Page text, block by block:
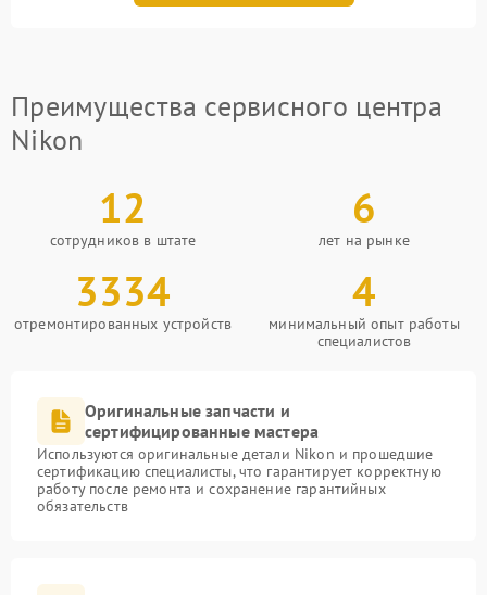
Преимущества сервисного центра
Nikon
12
сотрудников в штате
6
лет на рынке
3334
отремонтированных устройств
4
минимальный опыт работы
специалистов
Оригинальные запчасти и
сертифицированные мастера
Используются оригинальные детали Nikon и прошедшие
сертификацию специалисты, что гарантирует корректную
работу после ремонта и сохранение гарантийных
обязательств